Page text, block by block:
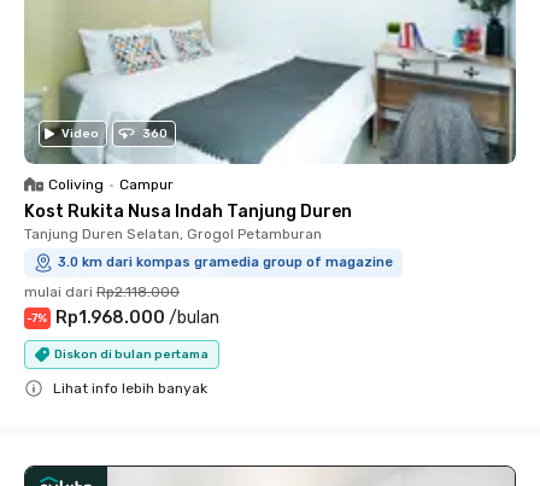
Video 360
Coliving • Campur
Kost Rukita Nusa Indah Tanjung Duren
Tanjung Duren Selatan, Grogol Petamburan
3.0 km dari kompas gramedia group of magazine
mulai dari Rp2.118.000
-7% Rp1.968.000 /bulan
Diskon di bulan pertama
Lihat info lebih banyak